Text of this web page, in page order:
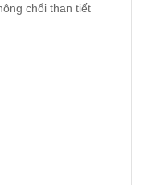
chổi than tiết